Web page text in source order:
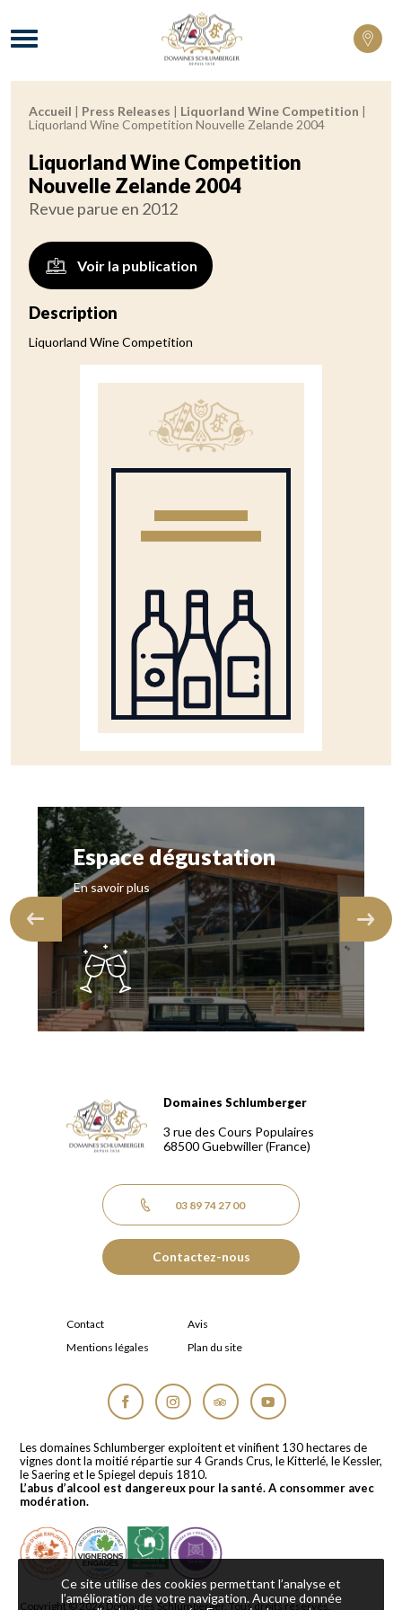
Domaines Schlumberger Vignerons
Menu
Fil d'Ariane :
Accueil | Press Releases | Liquorland Wine Competition |
Liquorland Wine Competition Nouvelle Zelande 2004
Liquorland Wine Competition
Nouvelle Zelande 2004
Revue parue en 2012
Voir la publication
Description
Liquorland Wine Competition
Espace dégustation
En savoir plus
Domaines Schlumberger Vignerons 100% récoltants
Domaines Schlumberger
3 rue des Cours Populaires
68500Guebwiller(France)
03 89 74 27 00
Contactez-nous
Contact
Avis
Mentions légales
Plan du site
Les domaines Schlumberger exploitent et vinifient 130 hectares de
vignes dont la moitié répartie sur 4 Grands Crus, le Kitterlé, le Kessler,
le Saering et le Spiegel depuis 1810.
L’abus d’alcool est dangereux pour la santé. A consommer avec
modération.
Copyright © 2026 Domaines Schlumberger. Tous droits réservés.
Ce site utilise des cookies permettant l’analyse et
l’amélioration de votre navigation. Aucune donnée